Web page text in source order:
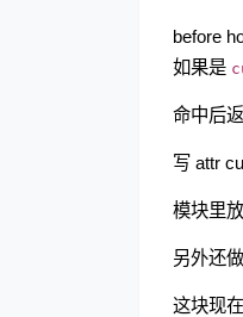
before
如果是
命中后返
写 attr
模块里
另外还
这块现